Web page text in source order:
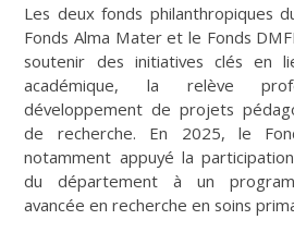
Les deux fonds philanthropiques
Fonds Alma Mater et le Fonds
soutenir des initiatives clés en
académique, la relève
développement de projets
de recherche. En 2025, le
notamment appuyé la
du département à un
avancée en recherche en soins